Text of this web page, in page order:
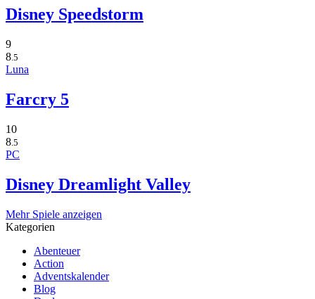
Disney Speedstorm
9
8.5
Luna
Farcry 5
10
8.5
PC
Disney Dreamlight Valley
Mehr Spiele anzeigen
Kategorien
Abenteuer
Action
Adventskalender
Blog